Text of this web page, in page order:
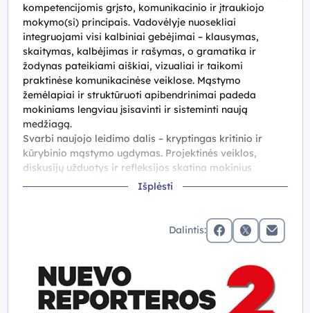
Išplėsti
kompetencijomis grįsto, komunikacinio ir įtraukiojo
mokymo(si) principais. Vadovėlyje nuosekliai
integruojami visi kalbiniai gebėjimai – klausymas,
skaitymas, kalbėjimas ir rašymas, o gramatika ir
žodynas pateikiami aiškiai, vizualiai ir taikomi
praktinėse komunikacinėse veiklose. Mąstymo
žemėlapiai ir struktūruoti apibendrinimai padeda
mokiniams lengviau įsisavinti ir sisteminti naują
medžiagą.
Svarbi naujojo leidimo dalis – kryptingas kritinio ir
kūrybinio mąstymo ugdymas. Projektinės veiklos,
diskusijų užduotys ir refleksijos skatina mokinius
analizuoti, vertinti ir kurti, taip pat ugdo
kompetencijai plėtoti, supažindinant su ispanakalbių
šalių socialinėmis ir kultūrinėmis realijomis.
pasirengimo DELE ir DELE Escolar egzaminams
elementus, leidžiančius mokiniams palaipsniui
susipažinti su egzaminų formatu ir reikalavimais. Be to,
Dalintis:
facebookx (twitter)